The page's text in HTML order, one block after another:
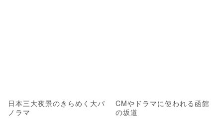
日本三大夜景のきらめく大パ
ノラマ
CMやドラマに使われる函館
の坂道